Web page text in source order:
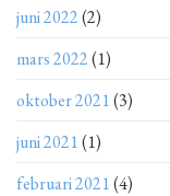
juni 2022(2)
mars 2022(1)
oktober 2021(3)
juni 2021(1)
februari 2021(4)